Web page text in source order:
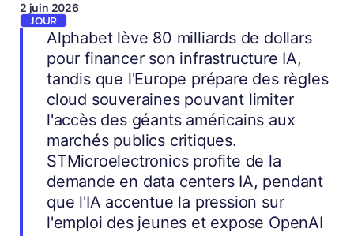
JOUR
Alphabet lève 80 milliards de dollars
pour financer son infrastructure IA,
tandis que l'Europe prépare des règles
cloud souveraines pouvant limiter
l'accès des géants américains aux
marchés publics critiques.
STMicroelectronics profite de la
demande en data centers IA, pendant
que l'IA accentue la pression sur
l'emploi des jeunes et expose OpenAI
2 juin 2026